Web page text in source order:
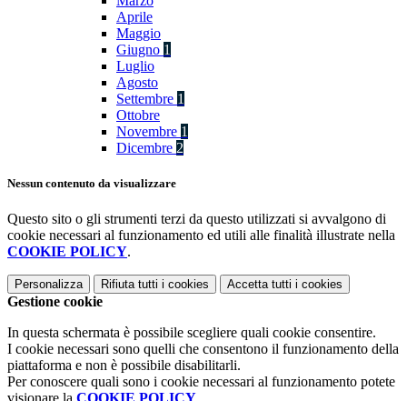
Aprile
Maggio
Giugno 1
Luglio
Agosto
Settembre 1
Ottobre
Novembre 1
Dicembre 2
Nessun contenuto da visualizzare
Questo sito o gli strumenti terzi da questo utilizzati si avvalgono di
cookie necessari al funzionamento ed utili alle finalità illustrate nella
COOKIE POLICY.
Personalizza Rifiuta tutti i cookies Accetta tutti i cookies
Gestione cookie
In questa schermata è possibile scegliere quali cookie consentire.
I cookie necessari sono quelli che consentono il funzionamento della
piattaforma e non è possibile disabilitarli.
Per conoscere quali sono i cookie necessari al funzionamento potete